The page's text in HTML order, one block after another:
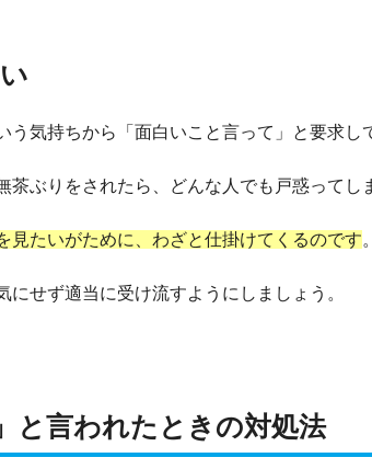
気持ちから「面白いこと言って」と要求し
茶ぶりをされたら、どんな人でも戸惑ってし
見たいがために、わざと仕掛けてくるのです。
にせず適当に受け流すようにしましょう。
と言われたときの対処法